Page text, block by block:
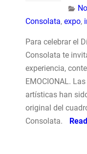
Consolata, expo,
Para celebrar el
Consolata te
experiencia,
EMOCIONAL.
artísticas han
original del
Consolata.